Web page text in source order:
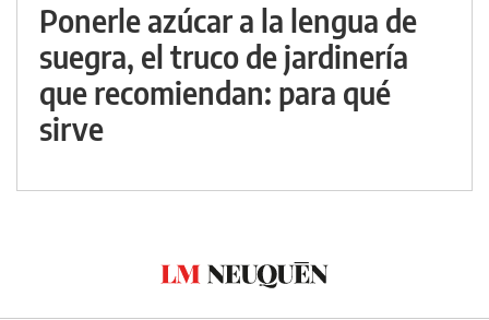
Ponerle azúcar a la lengua de
suegra, el truco de jardinería
que recomiendan: para qué
sirve